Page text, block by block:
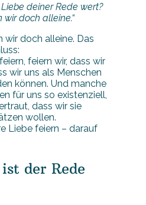
deiner Rede wert?
wir doch alleine.“
wir doch alleine. Das
feiern wir, dass wir
wir uns als Menschen
können. Und manche
für uns so existenziell,
dass wir sie
wollen.
Liebe feiern – darauf
der Rede